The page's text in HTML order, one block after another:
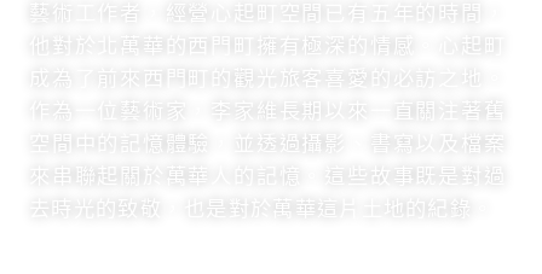
藝術工作者，經營心起町空間已有五年的時間，
他對於北萬華的西門町擁有極深的情感。心起町
成為了前來西門町的觀光旅客喜愛的必訪之地。
作為一位藝術家，李家維長期以來一直關注著舊
空間中的記憶體驗，並透過攝影、書寫以及檔案
來串聯起關於萬華人的記憶。這些故事既是對過
去時光的致敬，也是對於萬華這片土地的紀錄。